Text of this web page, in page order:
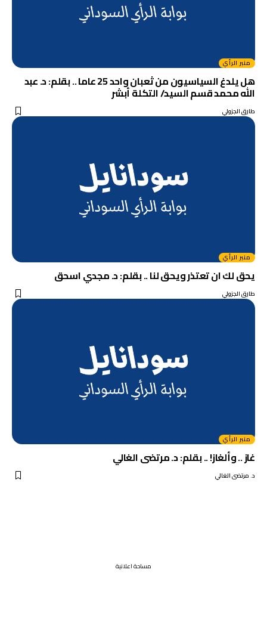
منبر الرأي
هل يلدغ السياسيون من ثعبان واحد 25 عاما .. بقلم: د. عبد
الله محمد قسم السيد/ التكلة أبشر
طارق الجزولي
منبر الرأي
يحق لك ان تعتذر ويحق لنا .. بقلم: د. مجدي اسحق
طارق الجزولي
منبر الرأي
غاز .. وألغاز! .. بقلم: د. مرتضى الغالي
د. مرتضى الغالي
مساحة اعلانية